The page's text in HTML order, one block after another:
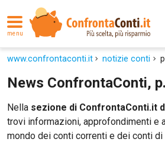
menu
www.confrontaconti.it notizie conti
News ConfrontaConti,
Nella sezione di ConfrontaConti.it
trovi informazioni, approfondimenti e
mondo dei conti correnti e dei conti